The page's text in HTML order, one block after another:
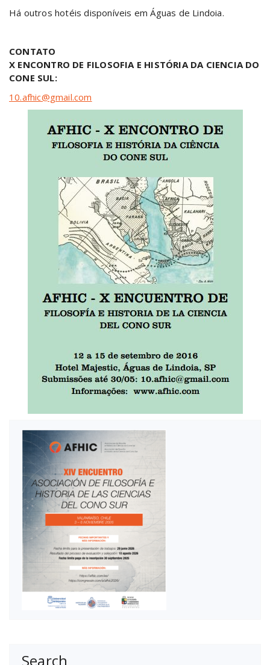
Há outros hotéis disponíveis em Águas de Lindoia.
CONTATO
X ENCONTRO DE FILOSOFIA E HISTÓRIA DA CIENCIA DO
CONE SUL:
10.afhic@gmail.com
Search